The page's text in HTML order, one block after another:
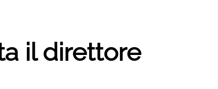
il direttore